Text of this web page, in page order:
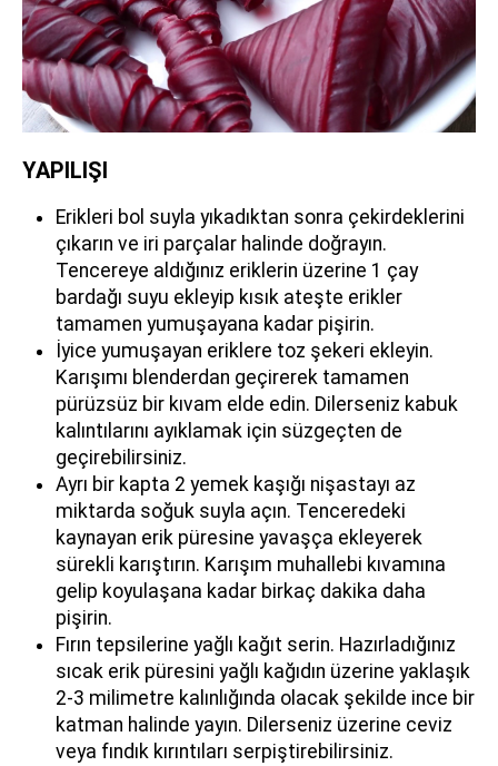
YAPILIŞI
Erikleri bol suyla yıkadıktan sonra çekirdeklerini
çıkarın ve iri parçalar halinde doğrayın.
Tencereye aldığınız eriklerin üzerine 1 çay
bardağı suyu ekleyip kısık ateşte erikler
tamamen yumuşayana kadar pişirin.
İyice yumuşayan eriklere toz şekeri ekleyin.
Karışımı blenderdan geçirerek tamamen
pürüzsüz bir kıvam elde edin. Dilerseniz kabuk
kalıntılarını ayıklamak için süzgeçten de
geçirebilirsiniz.
Ayrı bir kapta 2 yemek kaşığı nişastayı az
miktarda soğuk suyla açın. Tenceredeki
kaynayan erik püresine yavaşça ekleyerek
sürekli karıştırın. Karışım muhallebi kıvamına
gelip koyulaşana kadar birkaç dakika daha
pişirin.
Fırın tepsilerine yağlı kağıt serin. Hazırladığınız
sıcak erik püresini yağlı kağıdın üzerine yaklaşık
2-3 milimetre kalınlığında olacak şekilde ince bir
katman halinde yayın. Dilerseniz üzerine ceviz
veya fındık kırıntıları serpiştirebilirsiniz.